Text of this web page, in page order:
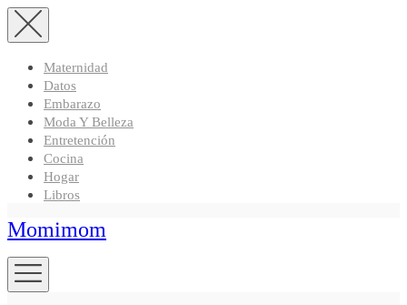
Maternidad
Datos
Embarazo
Moda Y Belleza
Entretención
Cocina
Hogar
Libros
Momimom